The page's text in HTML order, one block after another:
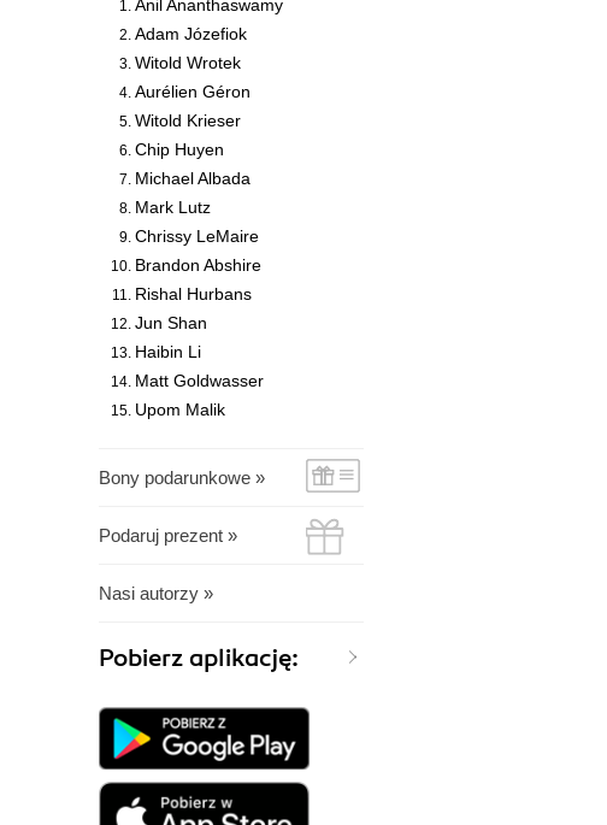
Anil Ananthaswamy
Adam Józefiok
Witold Wrotek
Aurélien Géron
Witold Krieser
Chip Huyen
Michael Albada
Mark Lutz
Chrissy LeMaire
Brandon Abshire
Rishal Hurbans
Jun Shan
Haibin Li
Matt Goldwasser
Upom Malik
Bony podarunkowe »
Podaruj prezent »
Nasi autorzy »
Pobierz aplikację: